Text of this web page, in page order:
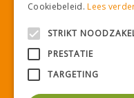
Cookiebeleid.Lees
STRIKT
PRESTATIE
TARGETING